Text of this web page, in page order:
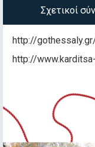
Σχετικοί
http://
http://